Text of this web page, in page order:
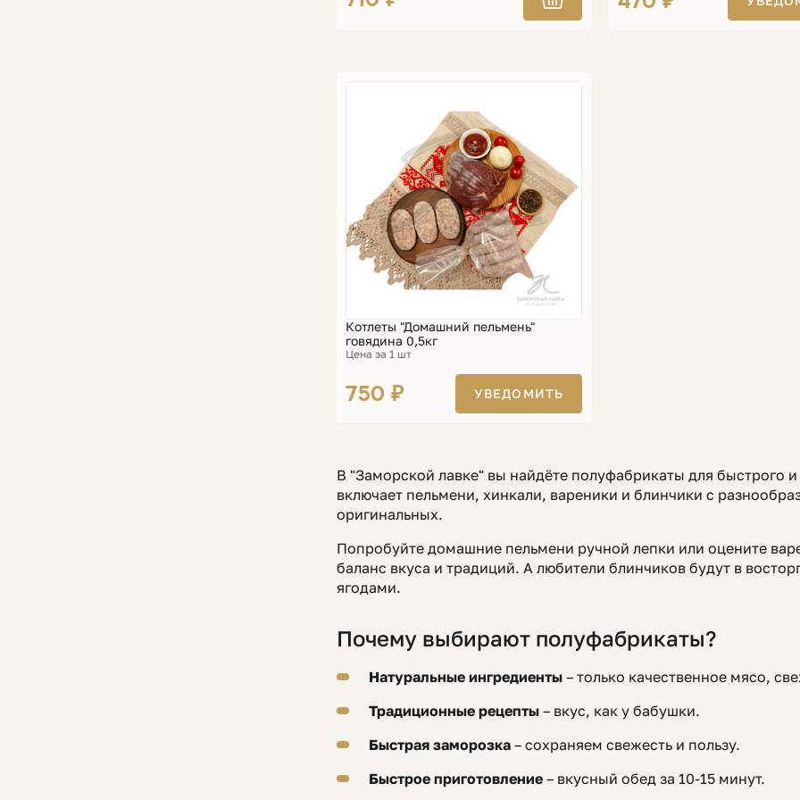
Котлеты "Домашний пельмень"
говядина 0,5кг
Цена за 1 шт
750 ₽ УВЕДОМИТЬ
В "Заморской лавке" вы найдёте полуфабрикаты для быстрого
включает пельмени, хинкали, вареники и блинчики с
оригинальных.
Попробуйте домашние пельмени ручной лепки или оцените
баланс вкуса и традиций. А любители блинчиков будут в
ягодами.
Почему выбирают полуфабрикаты?
Натуральные ингредиенты – только качественное мясо,
Традиционные рецепты – вкус, как у бабушки.
Быстрая заморозка – сохраняем свежесть и пользу.
Быстрое приготовление – вкусный обед за 10-15 минут.